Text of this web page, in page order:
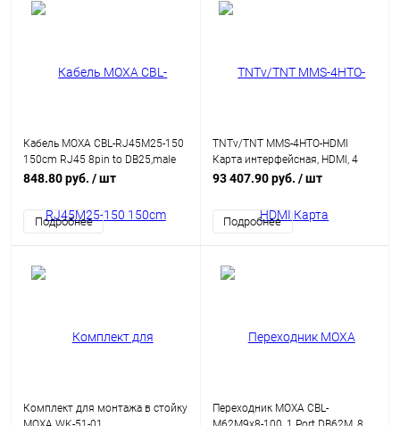
4:4:4 ;для VM1600
Кабель MOXA CBL-RJ45M25-150
150cm RJ45 8pin to DB25,male
cable
848.80 руб. / шт
Подробнее
TNTv/TNT MMS-4HTO-HDMI
Карта интерфейсная, HDMI, 4
внешних выходных порта:
интегрированный конвертер
видеоразрешений/scaler;для
93 407.90 руб. / шт
Подробнее
Комплект для монтажа в стойку
Переходник MOXA CBL-